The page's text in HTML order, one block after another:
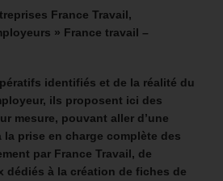
France Travail,
» France travail –
identifiés et de la réalité du
ils proposent ici des
mesure, pouvant aller d’une
la prise en charge complète des
par France Travail, de
dédiés à la création de fiches de